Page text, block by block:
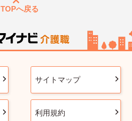
TOPへ戻る
サイトマップ
利用規約